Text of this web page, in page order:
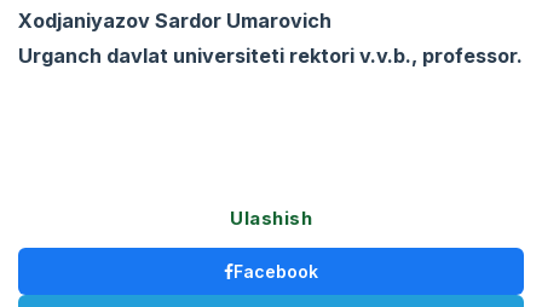
Xodjaniyazov Sardor Umarovich
Urganch davlat universiteti rektori v.v.b., professor.
Ulashish
Facebook